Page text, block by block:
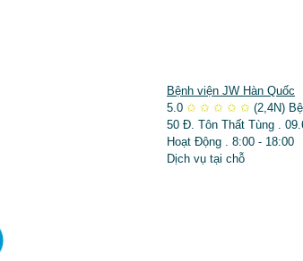
Bệnh viện JW Hàn Quốc
5.0 ✩ ✩ ✩ ✩ ✩ (2,4N)
50 Đ. Tôn Thất Tùng .
Hoạt Động . 8:00 - 18:00
Dịch vụ tại chỗ